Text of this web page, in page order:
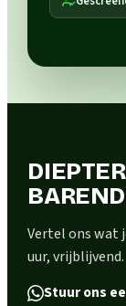
Vertel ons wat
uur, vrijblijvend.
Stuur ons